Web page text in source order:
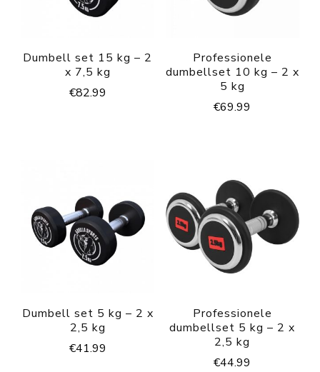
Dumbell set 15 kg – 2
x 7,5 kg
€82.99
Professionele
dumbellset 10 kg – 2 x
5 kg
€69.99
Dumbell set 5 kg – 2 x
2,5 kg
€41.99
Professionele
dumbellset 5 kg – 2 x
2,5 kg
€44.99